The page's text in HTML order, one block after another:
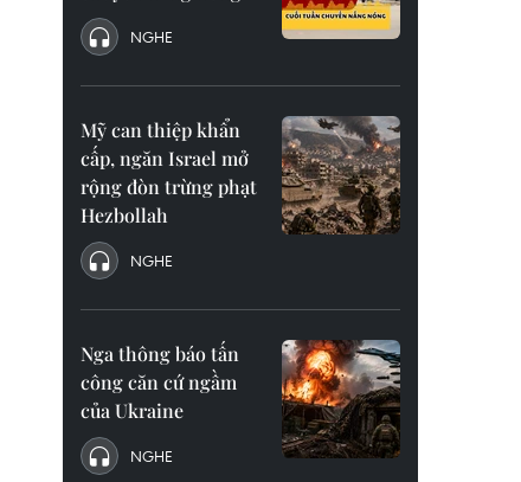
NGHE
Mỹ can thiệp khẩn
cấp, ngăn Israel mở
rộng đòn trừng phạt
Hezbollah
NGHE
Nga thông báo tấn
công căn cứ ngầm
của Ukraine
NGHE